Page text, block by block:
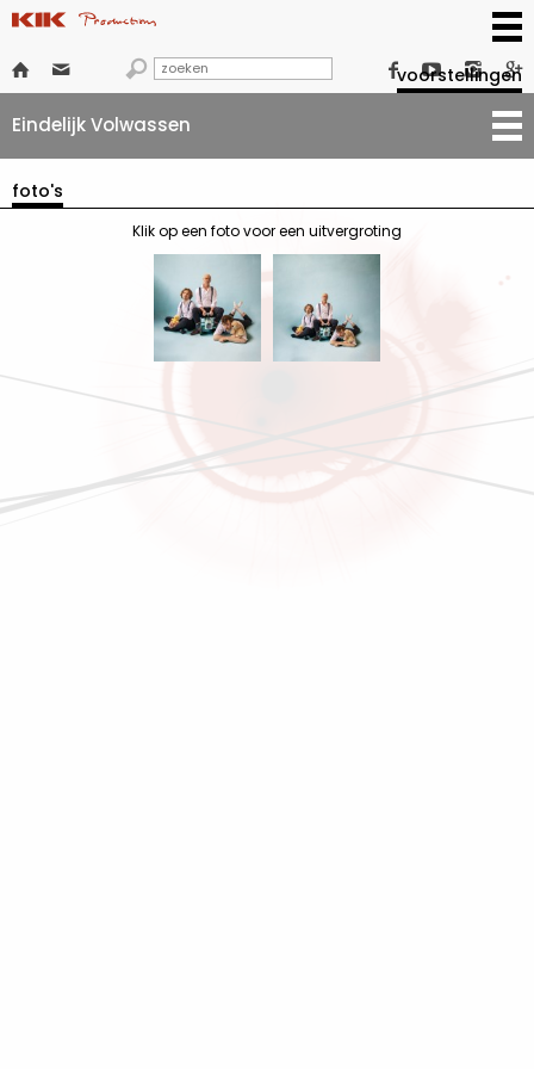
      
voorstellingen
Eindelijk Volwassen
foto's
Klik op een foto voor een uitvergroting